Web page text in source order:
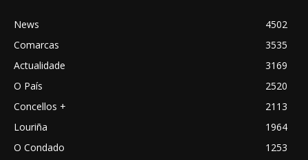
News
4502
Comarcas
3535
Actualidade
3169
O País
2520
Concellos +
2113
Louriña
1964
O Condado
1253